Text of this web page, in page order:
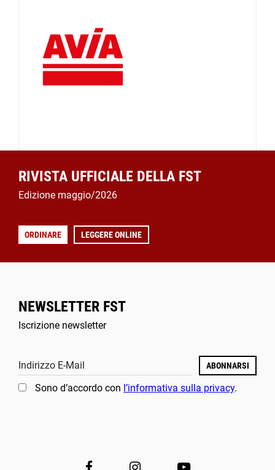
RIVISTA UFFICIALE DELLA FST
Edizione maggio/2026
ORDINARE LEGGERE ONLINE
NEWSLETTER FST
Iscrizione newsletter
Indirizzo E-Mail ABONNARSI
Sono d’accordo con l’informativa sulla privacy.